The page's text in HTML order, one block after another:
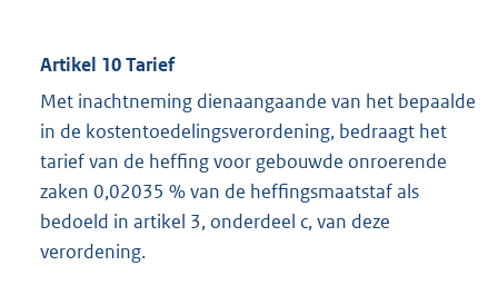
Artikel 10 Tarief
Met inachtneming dienaangaande van het bepaalde
in de kostentoedelingsverordening, bedraagt het
tarief van de heffing voor gebouwde onroerende
zaken 0,02035 % van de heffingsmaatstaf als
bedoeld in artikel 3, onderdeel c, van deze
verordening.